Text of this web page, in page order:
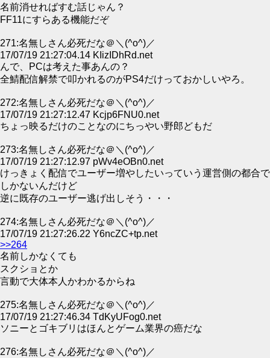
名前消せればすむ話じゃん？
FF11にすらある機能だぞ
271:名無しさん必死だな＠＼(^o^)／
17/07/19 21:27:04.14 KIizIDhRd.net
んで、PCは考えた事あんの？
全鯖配信解禁で叩かれるのがPS4だけっておかしいやろ。
272:名無しさん必死だな＠＼(^o^)／
17/07/19 21:27:12.47 Kcjp6FNU0.net
ちょっ映るだけのことなのにちっやい野郎どもだ
273:名無しさん必死だな＠＼(^o^)／
17/07/19 21:27:12.97 pWv4eOBn0.net
けっきょく配信でユーザー増やしたいっていう運営側の都合で
しかないんだけど
逆に既存のユーザー逃げ出しそう・・・
274:名無しさん必死だな＠＼(^o^)／
17/07/19 21:27:26.22 Y6ncZC+tp.net
>>264
名前しかなくても
スクショとか
言動で大体本人かわかるからね
275:名無しさん必死だな＠＼(^o^)／
17/07/19 21:27:46.34 TdKyUFog0.net
ソニーとゴキブリはほんとゲーム業界の癌だな
276:名無しさん必死だな＠＼(^o^)／